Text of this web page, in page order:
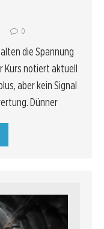
0
die Spannung
Kurs notiert aktuell
aber kein Signal
Dünner